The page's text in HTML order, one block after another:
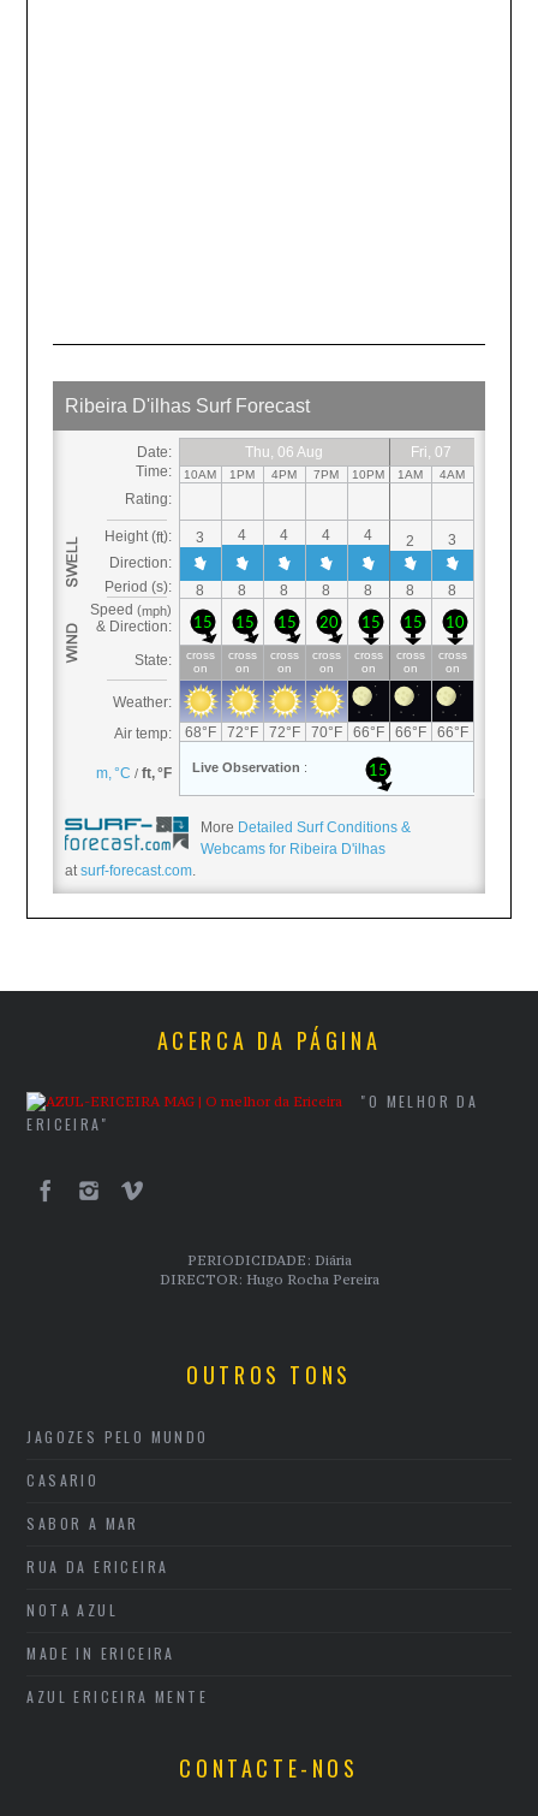
More Detailed Surf Conditions &
Webcams for Ribeira D'ilhas
atsurf-forecast.com.
ACERCA DA PÁGINA
"O MELHOR DA
ERICEIRA"
PERIODICIDADE: Diária
DIRECTOR: Hugo Rocha Pereira
OUTROS TONS
JAGOZES PELO MUNDO
CASARIO
SABOR A MAR
RUA DA ERICEIRA
NOTA AZUL
MADE IN ERICEIRA
AZUL ERICEIRA MENTE
CONTACTE-NOS